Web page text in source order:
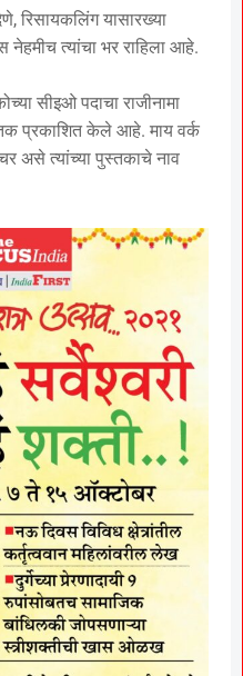
रिसायकलिंग यासारख्या
नेहमीच त्यांचा भर राहिला आहे.
सीइओ पदाचा राजीनामा
प्रकाशित केले आहे. माय वर्क
असे त्यांच्या पुस्तकाचे नाव